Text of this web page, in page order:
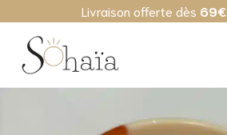
Livraison offerte dès 69€